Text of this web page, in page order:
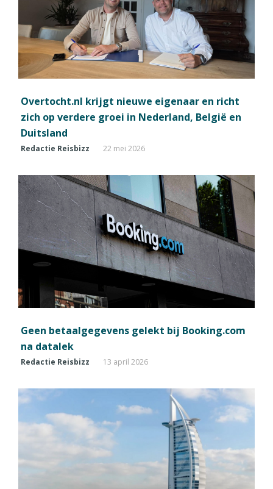
Overtocht.nl krijgt nieuwe eigenaar en richt
zich op verdere groei in Nederland, België en
Duitsland
Redactie Reisbizz 22 mei 2026
Geen betaalgegevens gelekt bij Booking.com
na datalek
Redactie Reisbizz 13 april 2026